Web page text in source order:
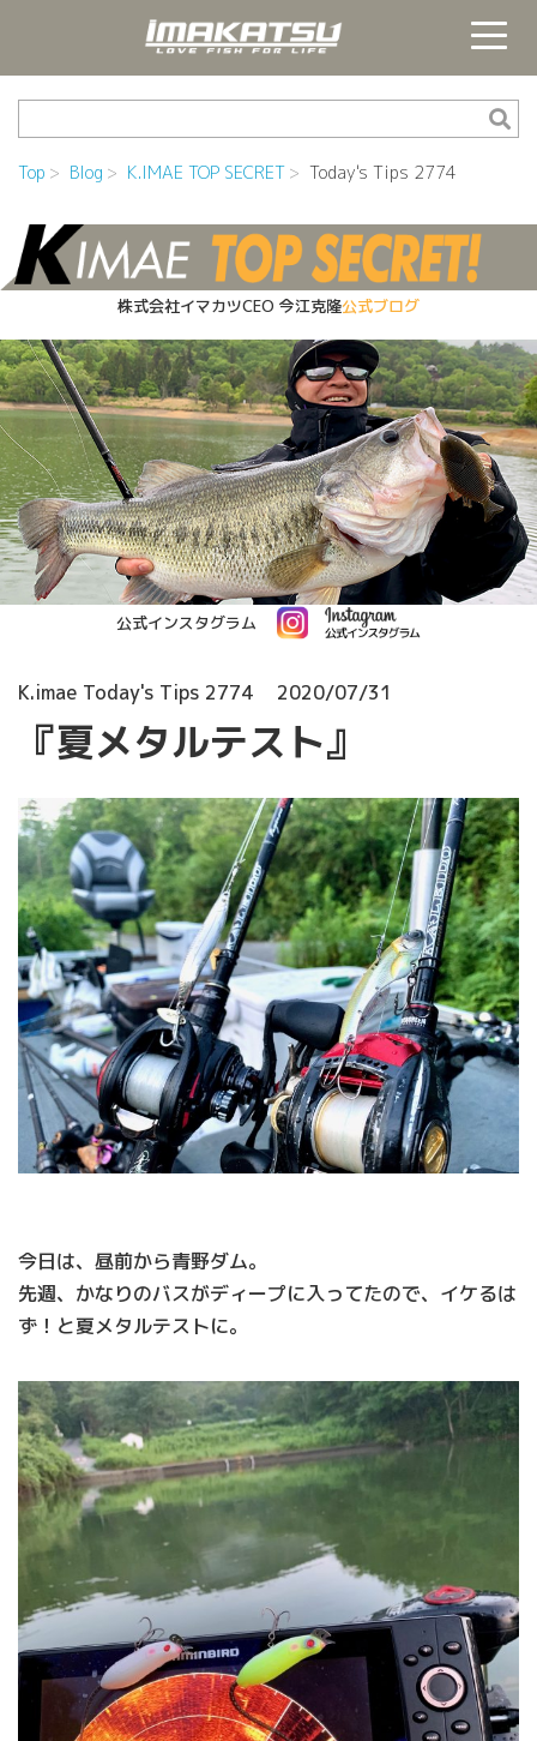
Top Blog K.IMAE TOP SECRET Today's Tips 2774
株式会社イマカツCEO 今江克隆公式ブログ
公式インスタグラム
K.imae Today's Tips 2774 2020/07/31
『夏メタルテスト』
今日は、昼前から青野ダム。
先週、かなりのバスがディープに入ってたので、イケるは
ず！と夏メタルテストに。